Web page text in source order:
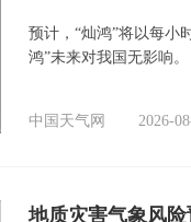
预计，“灿鸿”将以每小
鸿”未来对我国无影响。
中国天气网 2026-
地质灾害气象风